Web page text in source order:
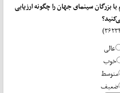
بزرگان سینمای جهان را چگونه ارزیابی
عالی
خوب